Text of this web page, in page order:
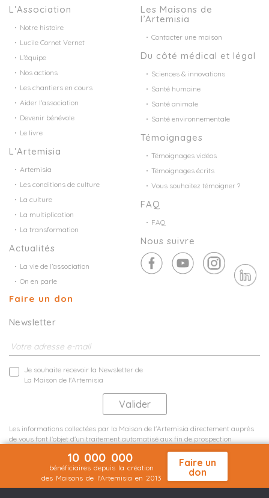
L’Association
Notre histoire
Lucile Cornet Vernet
L’équipe
Nos actions
Les chantiers en cours
Aider l’association
Devenir bénévole
Le livre
L’Artemisia
Artemisia
Les conditions de culture
La culture
La multiplication
La transformation
Actualités
La vie de l’association
On en parle
Faire un don
Les Maisons de
l’Artemisia
Contacter une maison
Du côté médical et légal
Sciences & innovations
Santé humaine
Santé animale
Santé environnementale
Témoignages
Témoignages vidéos
Témoignages écrits
Vous souhaitez témoigner ?
FAQ
FAQ
Nous suivre
Newsletter
Je souhaite recevoir la Newsletter de
La Maison de l'Artemisia
Les informations collectées par la Maison de l'Artemisia directement auprès
de vous font l'objet d'un traitement automatisé aux fin de prospection
10 000 000
bénéficiaires depuis la création
des Maisons de l'Artemisia en 2013
Faire un
don